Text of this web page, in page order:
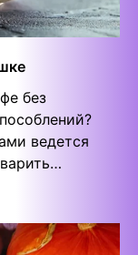
без
ведется